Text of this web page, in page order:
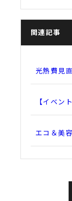
関連記事
光熱費見
【イベン
エコ＆美